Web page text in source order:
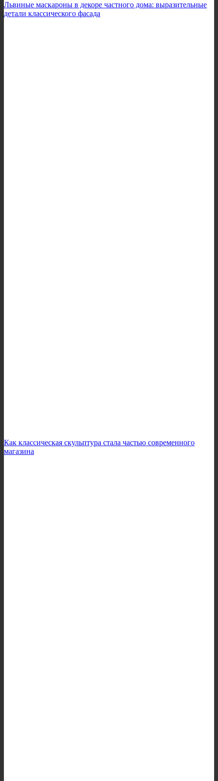
Львиные маскароны в декоре частного дома: выразительные
детали классического фасада
Как классическая скульптура стала частью современного
магазина